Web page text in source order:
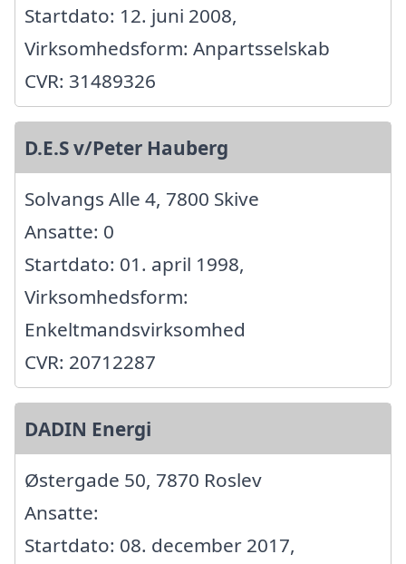
Startdato: 12. juni 2008,
Virksomhedsform: Anpartsselskab
CVR: 31489326
D.E.S v/Peter Hauberg
Solvangs Alle 4, 7800 Skive
Ansatte: 0
Startdato: 01. april 1998,
Virksomhedsform:
Enkeltmandsvirksomhed
CVR: 20712287
DADIN Energi
Østergade 50, 7870 Roslev
Ansatte:
Startdato: 08. december 2017,